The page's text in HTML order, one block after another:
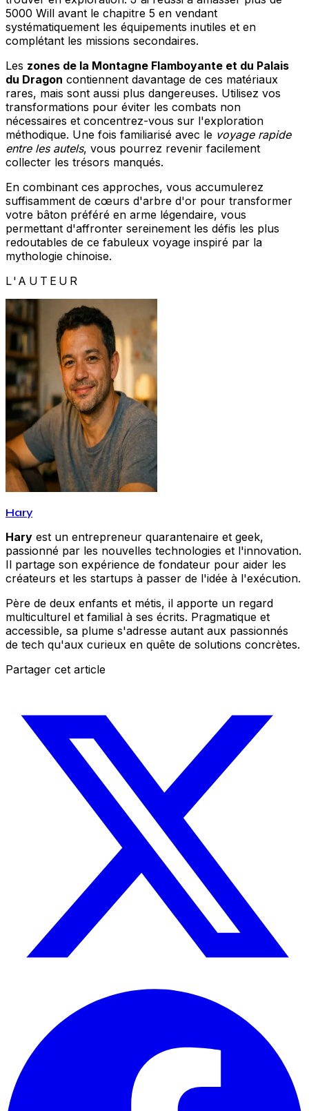
5000 Will avant le chapitre 5 en vendant
systématiquement les équipements inutiles et en
complétant les missions secondaires.
Les zones de la Montagne Flamboyante et du Palais
du Dragon contiennent davantage de ces matériaux
rares, mais sont aussi plus dangereuses. Utilisez vos
transformations pour éviter les combats non
nécessaires et concentrez-vous sur l'exploration
méthodique. Une fois familiarisé avec le voyage rapide
entre les autels, vous pourrez revenir facilement
collecter les trésors manqués.
En combinant ces approches, vous accumulerez
suffisamment de cœurs d'arbre d'or pour transformer
votre bâton préféré en arme légendaire, vous
permettant d'affronter sereinement les défis les plus
redoutables de ce fabuleux voyage inspiré par la
mythologie chinoise.
L'AUTEUR
Hary
Hary est un entrepreneur quarantenaire et geek,
passionné par les nouvelles technologies et l'innovation.
Il partage son expérience de fondateur pour aider les
créateurs et les startups à passer de l'idée à l'exécution.
Père de deux enfants et métis, il apporte un regard
multiculturel et familial à ses écrits. Pragmatique et
accessible, sa plume s'adresse autant aux passionnés
de tech qu'aux curieux en quête de solutions concrètes.
Partager cet article